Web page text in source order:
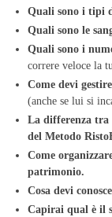
Quali sono i tipi
Quali sono le
Quali sono i
correre veloce la
Come devi
(anche se lui si
La differenza
del Metodo
Come
patrimonio.
Cosa devi
Capirai qual è il